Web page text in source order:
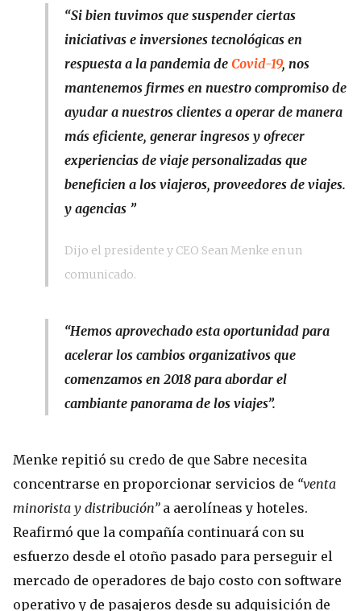
“Si bien tuvimos que suspender ciertas
iniciativas e inversiones tecnológicas en
respuesta a la pandemia de Covid-19, nos
mantenemos firmes en nuestro compromiso de
ayudar a nuestros clientes a operar de manera
más eficiente, generar ingresos y ofrecer
experiencias de viaje personalizadas que
beneficien a los viajeros, proveedores de viajes.
y agencias ”
Dijo el presidente y CEO Sean Menke en un
comunicado.
“Hemos aprovechado esta oportunidad para
acelerar los cambios organizativos que
comenzamos en 2018 para abordar el
cambiante panorama de los viajes”.
Menke repitió su credo de que Sabre necesita
concentrarse en proporcionar servicios de “venta
minorista y distribución”a aerolíneas y hoteles.
Reafirmó que la compañía continuará con su
esfuerzo desde el otoño pasado para perseguir el
mercado de operadores de bajo costo con software
operativo y de pasajeros desde su adquisición de